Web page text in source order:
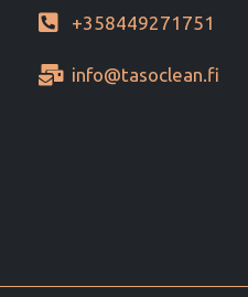
+358449271751
info@tasoclean.fi